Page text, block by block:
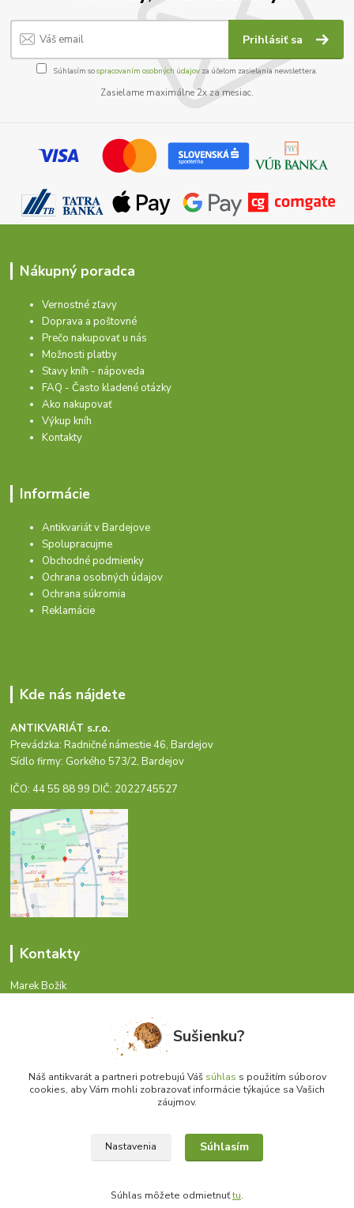
Prihlásiť sa
Súhlasím sospracovaním osobných údajov za účelom zasielania newslettera.
Zasielame maximálne 2x za mesiac.
Nákupný poradca
Vernostné zľavy
Doprava a poštovné
Prečo nakupovať u nás
Možnosti platby
Stavy kníh - nápoveda
FAQ - Často kladené otázky
Ako nakupovať
Výkup kníh
Kontakty
Informácie
Antikvariát v Bardejove
Spolupracujme
Obchodné podmienky
Ochrana osobných údajov
Ochrana súkromia
Reklamácie
Kde nás nájdete
ANTIKVARIÁT s.r.o.
Prevádzka: Radničné námestie 46, Bardejov
Sídlo firmy: Gorkého 573/2, Bardejov
IČO: 44 55 88 99 DIČ: 2022745527
Kontakty
Marek Božík
Pondelok - Piatok 8-17 hod.
info@antikvariat.sk
Upraviť zber cookies.
Sušienku?
Náš antikvarát a partneri potrebujú Váš súhlas s použitím súborov
cookies, aby Vám mohli zobrazovať informácie týkajúce sa Vašich
záujmov.
Nastavenia Súhlasím
Súhlas môžete odmietnuťtu.